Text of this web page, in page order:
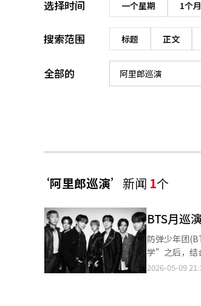
选择时间 一个星期 1个月
搜索范围 标题 正文
全部的
‘阿里郎巡演’ 新闻 1个
BTS月巡
防弹少年团
学”之后，结合演出
市进行总计
2026-05-09